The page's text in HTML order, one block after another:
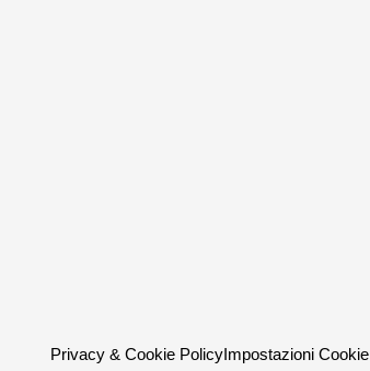
Privacy & Cookie PolicyImpostazioni Cookie